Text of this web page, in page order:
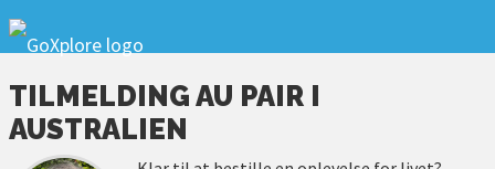
TILMELDING AU PAIR I
AUSTRALIEN